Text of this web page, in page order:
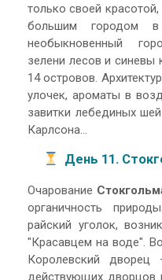
только своей
большим городом
необыкновенный
зелени лесов и синевы
14 островов.
улочек, ароматы в
завитки лебединых
Карлсона…
День 11.
Очарование
органичность
райский уголок,
"Красавцем на воде".
Королевский
действующих дворцов